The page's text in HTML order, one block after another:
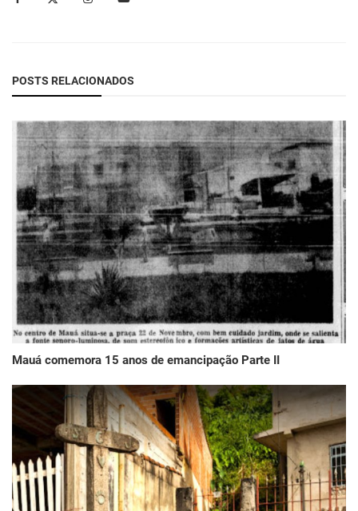
POSTS RELACIONADOS
Mauá comemora 15 anos de emancipação Parte II